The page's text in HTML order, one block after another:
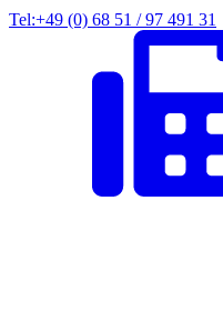
Tel:+49 (0) 68 51 / 97 491 31